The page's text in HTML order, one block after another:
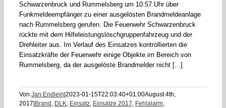
Schwarzenbruck und Rummelsberg um 10:57 Uhr über
Funkmeldeempfänger zu einer ausgelösten Brandmeldeanlage
nach Rummelsberg gerufen. Die Feuerwehr Schwarzenbruck
rückte mit dem Hilfeleistungslöschgruppenfahrzeug und der
Drehleiter aus. Im Verlauf des Einsatzes kontrollierten die
Einsatzkräfte der Feuerwehr einige Objekte im Bereich von
Rummelsberg, da der ausgelöste Brandmelder nicht [...]
Von Jan Endlein 2023-01-15T22:03:40+01:00August 4th,
2017 Brand , DLK, Einsatz, Einsätze 2017, Fehlalarm,